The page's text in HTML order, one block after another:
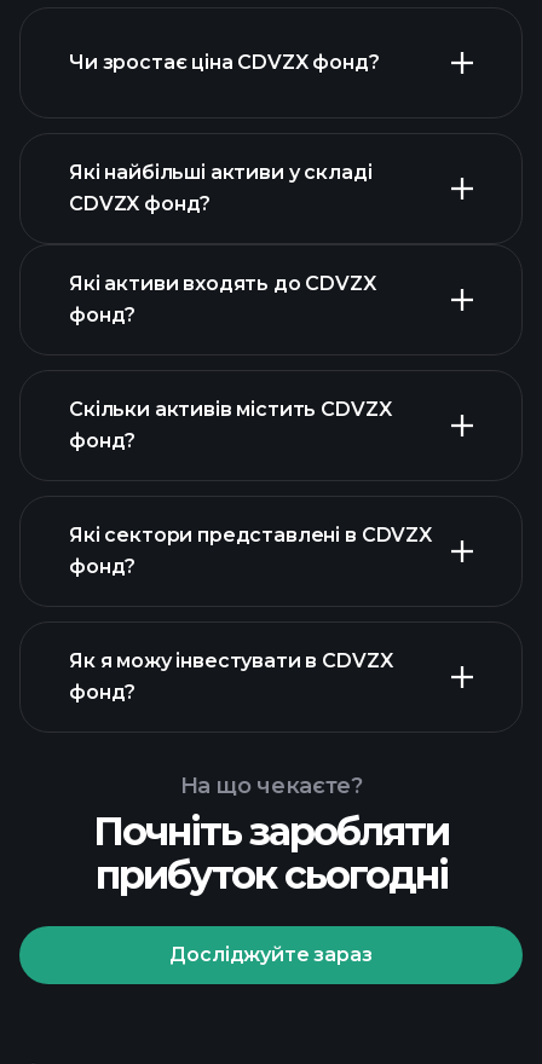
розширеній
діаграмі
Чи зростає ціна CDVZX фонд?
Які найбільші активи у складі
CDVZX фонд?
активів CDVZX фонд
Які активи входять до CDVZX
фонд?
фонд
Скільки активів містить CDVZX
фонд?
Які сектори представлені в CDVZX
фонд?
Як я можу інвестувати в CDVZX
фонд?
Playtrade Tournaments
На що чекаєте?
Почніть заробляти
прибуток сьогодні
Досліджуйте зараз